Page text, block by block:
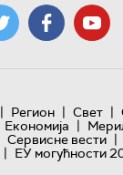
| Регион | Свет |
Економија |
Сервисне вести |
| ЕУ могућности